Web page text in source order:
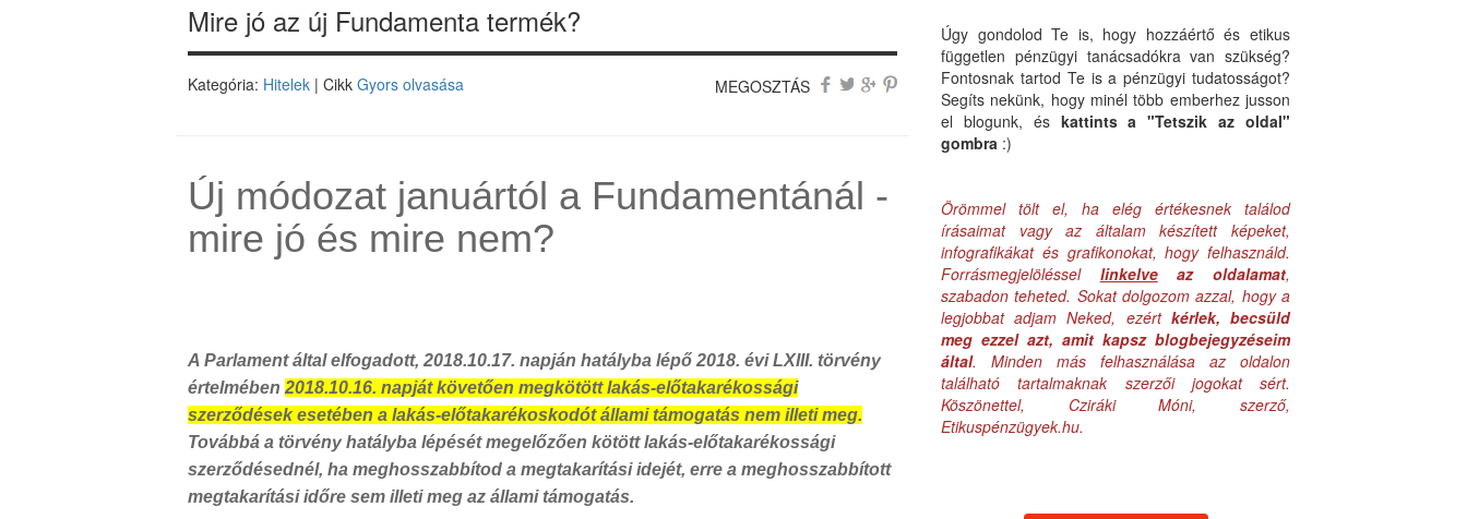
Mire jó az új Fundamenta termék?
Kategória: Hitelek | Cikk Gyors olvasása MEGOSZTÁS
Új módozat januártól a Fundamentánál -
mire jó és mire nem?
A Parlament által elfogadott, 2018.10.17. napján hatályba lépő 2018. évi LXIII. törvény
értelmében 2018.10.16. napját követően megkötött lakás-előtakarékossági
szerződések esetében a lakás-előtakarékoskodót állami támogatás nem illeti meg.
Továbbá a törvény hatályba lépését megelőzően kötött lakás-előtakarékossági
szerződésednél, ha meghosszabbítod a megtakarítási idejét, erre a meghosszabbított
megtakarítási időre sem illeti meg az állami támogatás.
Úgy gondolod Te is, hogy hozzáértő és etikus
független pénzügyi tanácsadókra van szükség?
Fontosnak tartod Te is a pénzügyi tudatosságot?
Segíts nekünk, hogy minél több emberhez jusson
el blogunk, és kattints a "Tetszik az oldal"
gombra :)
Örömmel tölt el, ha elég értékesnek találod
írásaimat vagy az általam készített képeket,
infografikákat és grafikonokat, hogy felhasználd.
Forrásmegjelöléssel linkelveaz oldalamat,
szabadon teheted. Sokat dolgozom azzal, hogy a
legjobbat adjam Neked, ezért kérlek, becsüld
meg ezzel azt, amit kapsz blogbejegyzéseim
által. Minden más felhasználása az oldalon
található tartalmaknak szerzői jogokat sért.
Köszönettel, Cziráki Móni, szerző,
Etikuspénzügyek.hu.